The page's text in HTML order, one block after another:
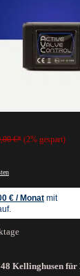
€* (2% gespart)
Kellinghusen für